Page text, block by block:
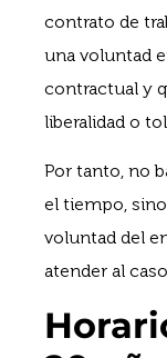
contrato de
una voluntad
contractual y
liberalidad o
Por tanto, no
el tiempo,
voluntad del
atender al